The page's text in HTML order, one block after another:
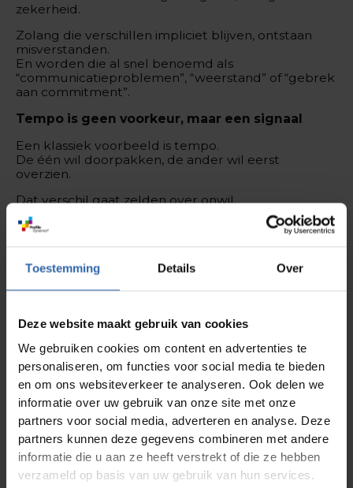
Toestemming Details Over
Deze website maakt gebruik van cookies
We gebruiken cookies om content en advertenties te
personaliseren, om functies voor social media te bieden
en om ons websiteverkeer te analyseren. Ook delen we
informatie over uw gebruik van onze site met onze
partners voor social media, adverteren en analyse. Deze
partners kunnen deze gegevens combineren met andere
informatie die u aan ze heeft verstrekt of die ze hebben
verzameld op basis van uw gebruik van hun services.
zekerheid.
Zolang die verschillen impliciet blijven, ontstaan
misverstanden.
En worden die al snel benoemd als
“communicatieproblemen”, “weerstand” of “gebrek
aan commitment”.
Tempo is geen voorkeur, maar een signaal
Een klassiek voorbeeld is tempo.
De één wil doorpakken, de ander wil eerst
overzien.
Dat verschil gaat zelden over onwil.
Het gaat over wat iemand probeert te borgen:
betrokkenheid
veiligheid
Structuur, relatie en besluitvorming
Hetzelfde geldt voor structuur.
Waar de één behoefte heeft aan duidelijke rollen
en afspraken, ervaart eenander dat als verstikkend.
Ook in besluitvorming zie je dit terug.
Wanneer is een besluit “goed genoeg”?
Wanneer moet het nog beter, zorgvuldiger of